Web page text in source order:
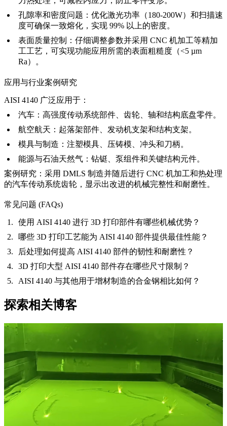
孔隙率和密度问题： 优化激光功率（180-200W）和扫描速
度可确保一致熔化，实现 99% 以上的密度。
表面质量控制： 仔细调整参数并采用 CNC 机加工等精加
工工艺，可实现功能应用所需的表面粗糙度（<5 µm
Ra）。
应用与行业案例研究
AISI 4140 广泛应用于：
汽车： 高强度传动系统部件、齿轮、轴和结构底盘零件。
航空航天： 起落架部件、发动机支架和结构支架。
模具与制造： 注塑模具、压铸模、冲头和刀柄。
能源与石油天然气： 钻铤、泵组件和关键结构元件。
案例研究： 采用 DMLS 制造并随后进行 CNC 机加工和热处理
的汽车传动系统齿轮，显示出改进的机械完整性和耐磨性。
常见问题 (FAQs)
使用 AISI 4140 进行 3D 打印部件有哪些机械优势？
哪些 3D 打印工艺能为 AISI 4140 部件提供最佳性能？
后处理如何提高 AISI 4140 部件的韧性和耐磨性？
3D 打印大型 AISI 4140 部件存在哪些尺寸限制？
AISI 4140 与其他用于增材制造的合金钢相比如何？
探索相关博客